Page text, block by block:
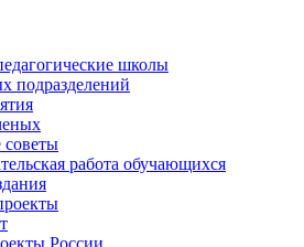
школы
подразделений
советы
работа обучающихся
России